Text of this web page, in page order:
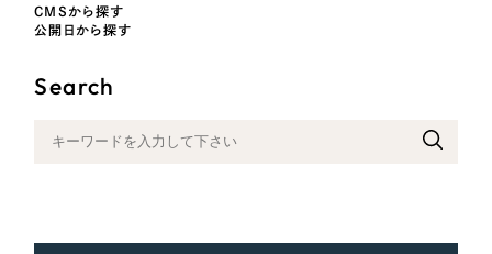
CMSから探す
公開日から探す
Search